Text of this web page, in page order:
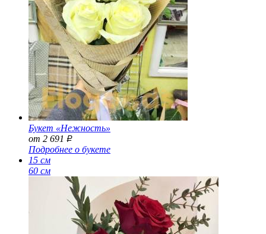
Букет «Нежность»
от 2 691
Р
Подробнее о букете
15 см
60 см